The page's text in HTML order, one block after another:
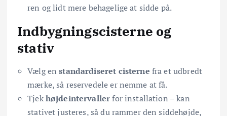
ren og lidt mere behagelige at sidde på.
Indbygningscisterne og
stativ
Vælg enstandardiseret cisterne fra et udbredt
mærke, så reservedele er nemme at få.
Tjekhøjdeintervallerfor installation – kan
stativet justeres, så du rammer den siddehøjde,